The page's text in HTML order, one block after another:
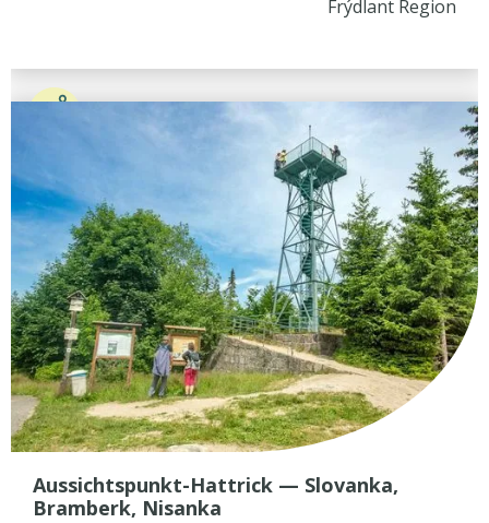
Frýdlant Region
Aussichtspunkt-Hattrick — Slovanka,
Bramberk, Nisanka